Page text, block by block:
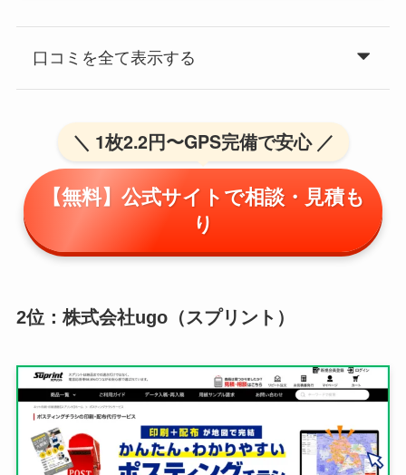
口コミを全て表示する
＼ 1枚2.2円〜GPS完備で安心 ／
【無料】公式サイトで相談・見積も
り
2位：株式会社ugo（スプリント）